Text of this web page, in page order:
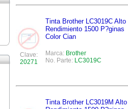
Clave:
20271
Tinta Brother LC3019C Alto
Rendimiento 1500 P?ginas
Color Cian
Marca: Brother
No. Parte: LC3019C
Tinta Brother LC3019M Alto